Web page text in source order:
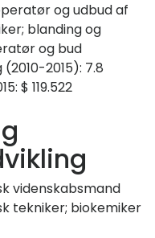
og udbud af
blanding og
og bud
2015): 7.8
$ 119.522
videnskabsmand
tekniker; biokemiker